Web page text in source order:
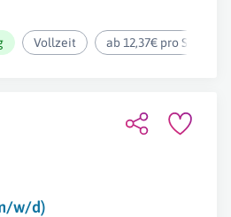
Vollzeit ab 12,37€ pro Stunde
w/d)